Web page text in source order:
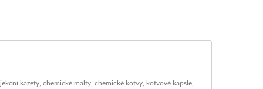
kazety, chemické malty, chemické kotvy, kotvové kapsle,